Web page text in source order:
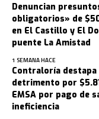
Denuncian
obligatorios» de
en El Castillo y El
puente La Amistad
1 SEMANA HACE
Contraloría
detrimento por
EMSA por pago de
ineficiencia